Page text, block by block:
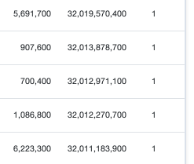
5,691,700 32,019,570,400 1
907,600 32,013,878,700 1
700,400 32,012,971,100 1
1,086,800 32,012,270,700 1
6,223,300 32,011,183,900 1